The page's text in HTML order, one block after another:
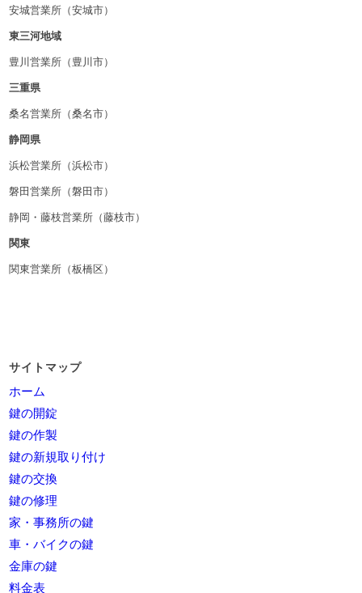
安城営業所（安城市）
東三河地域
豊川営業所（豊川市）
三重県
桑名営業所（桑名市）
静岡県
浜松営業所（浜松市）
磐田営業所（磐田市）
静岡・藤枝営業所（藤枝市）
関東
関東営業所（板橋区）
サイトマップ
ホーム
鍵の開錠
鍵の作製
鍵の新規取り付け
鍵の交換
鍵の修理
家・事務所の鍵
車・バイクの鍵
金庫の鍵
料金表